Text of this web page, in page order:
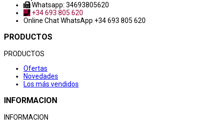
Whatsapp: 34693805620
+34 693 805 620
Online ChatWhatsApp +34 693 805 620
PRODUCTOS
PRODUCTOS
Ofertas
Novedades
Los más vendidos
INFORMACION
INFORMACION